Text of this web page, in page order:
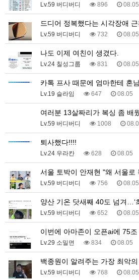
Lv.59 버디버디 896 08.05
드디어 정복했다는 시각장애
Lv.59 버디버디 732 08.05
나도 이제 여친이 생겼다.
Lv.24 칠성그룹 831 08.05
카톡 프사 때문에 엄마한테 혼
Lv.19 슬라임 647 08.05
여러분 13살짜리가 복싱 좀 배
Lv.59 버디버디 1008
퇴사했다!!!!
Lv.24 우라칸 628 08.05
서울 토박이 안재현 "왜 서울로
Lv.59 버디버디 756 08.05
양산 기온 닷새째 40도 넘겨…‘
Lv.59 버디버디 652 08.05
이번에 아마존이 오픈ai에 75
Lv.29 소밀면 834 08.05
백종원이 알려주는 가장 최악
Lv.59 버디버디 768 08.05